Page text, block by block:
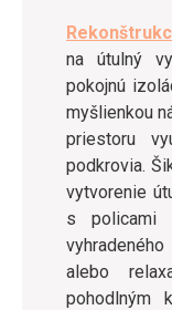
na útulný
pokojnú
myšlienkou
priestoru
podkrovia.
vytvorenie
s policami
alebo
pohodlným